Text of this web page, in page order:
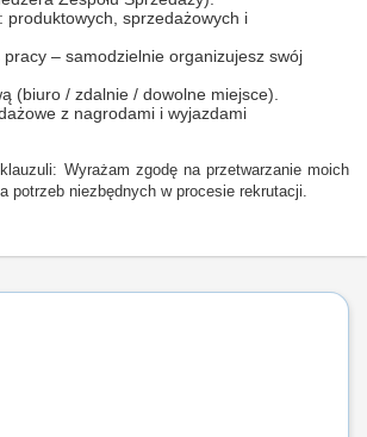
produktowych, sprzedażowych i
pracy – samodzielnie organizujesz swój
(biuro / zdalnie / dowolne miejsce).
z nagrodami i wyjazdami
Wyrażam zgodę na przetwarzanie moich
potrzeb niezbędnych w procesie rekrutacji.